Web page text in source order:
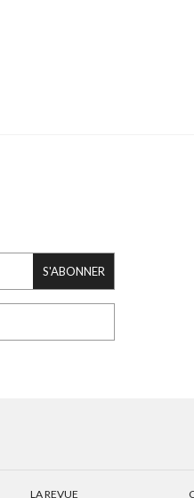
S'ABONNER
LA REVUE